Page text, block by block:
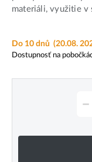
materiáli, využitie v
Do 10 dnů (20.08.
Dostupnosť na
–